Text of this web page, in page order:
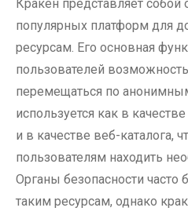
Кракен представляет собой
популярных платформ для
ресурсам. Его основная
пользователей
перемещаться по
используется как в
и в качестве веб-каталога,
пользователям находить
Органы безопасности часто
таким ресурсам, однако